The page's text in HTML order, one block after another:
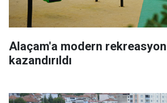
Alaçam'a modern rekreasyon
kazandırıldı